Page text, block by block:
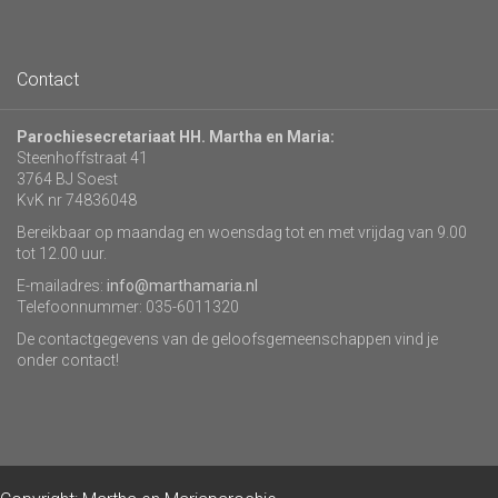
Contact
Parochiesecretariaat HH. Martha en Maria:
Steenhoffstraat 41
3764 BJ Soest
KvK nr 74836048
Bereikbaar op maandag en woensdag tot en met vrijdag van 9.00
tot 12.00 uur.
E-mailadres: info@marthamaria.nl
Telefoonnummer: 035-6011320
De contactgegevens van de geloofsgemeenschappen vind je
onder contact!